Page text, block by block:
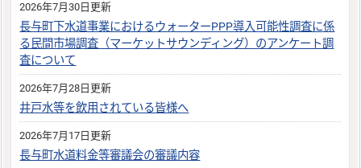
2026年7月30日更新
長与町下水道事業におけるウォーターPPP導入可能性調査に係
る民間市場調査（マーケットサウンディング）のアンケート調
査について
2026年7月28日更新
井戸水等を飲用されている皆様へ
2026年7月17日更新
長与町水道料金等審議会の審議内容